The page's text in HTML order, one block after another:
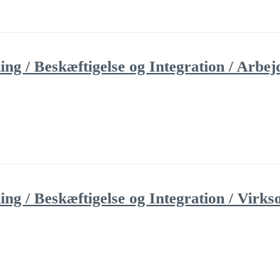
/ Beskæftigelse og Integration /
/ Beskæftigelse og Integration /